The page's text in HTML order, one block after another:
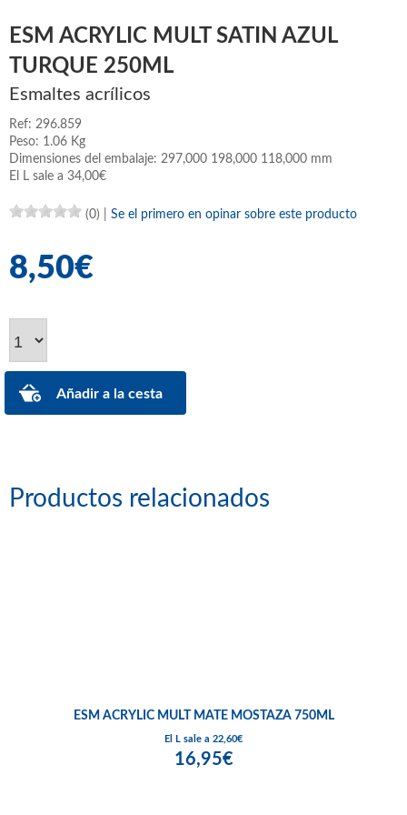
ESM ACRYLIC MULT SATIN AZUL
TURQUE 250ML
Esmaltes acrílicos
Ref: 296.859
Peso: 1.06 Kg
Dimensiones del embalaje: 297,000 198,000 118,000 mm
El L sale a 34,00€
(0) Se el primero en opinar sobre este producto
8,50€
Productos relacionados
ESM ACRYLIC MULT MATE MOSTAZA 750ML
El L sale a 22,60€
16,95€